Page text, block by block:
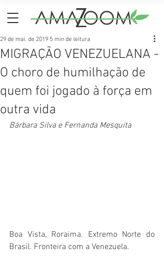
MIGRAÇÃO VENEZUELANA -
O choro de humilhação de
quem foi jogado à força em
outra vida
29 de mai. de 2019 5 min de leitura
Bárbara Silva e Fernanda Mesquita
Boa Vista, Roraima. Extremo Norte do
Brasil. Fronteira com a Venezuela.